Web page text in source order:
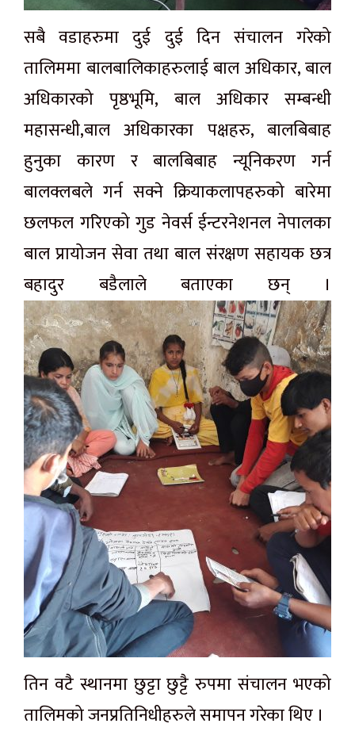
सबै वडाहरुमा दुई दुई दिन संचालन गरेको
तालिममा बालबालिकाहरुलाई बाल अधिकार, बाल
अधिकारको पृष्ठभूमि, बाल अधिकार सम्बन्धी
महासन्धी,बाल अधिकारका पक्षहरु, बालबिबाह
हुनुका कारण र बालबिबाह न्यूनिकरण गर्न
बालक्लबले गर्न सक्ने क्रियाकलापहरुको बारेमा
छलफल गरिएको गुड नेवर्स ईन्टरनेशनल नेपालका
बाल प्रायोजन सेवा तथा बाल संरक्षण सहायक छत्र
बहादुर बडैलाले बताएका छन् ।
तिन वटै स्थानमा छुट्टा छुट्टै रुपमा संचालन भएको
तालिमको जनप्रतिनिधीहरुले समापन गरेका थिए ।